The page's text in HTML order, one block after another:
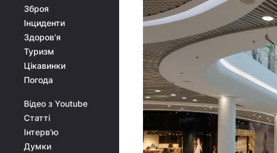
Зброя
Інциденти
Здоров'я
Туризм
Цікавинки
Погода
Відео з Youtube
Статті
Інтерв'ю
Думки